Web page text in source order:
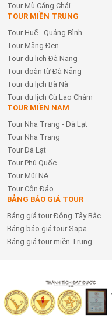
Tour Mù Căng Chải
TOUR MIỀN TRUNG
Tour Huế - Quảng Bình
Tour Măng Đen
Tour du lịch Đà Nẵng
Tour đoàn từ Đà Nẵng
Tour du lịch Bà Nà
Tour du lịch Cù Lao Chàm
TOUR MIỀN NAM
Tour Nha Trang - Đà Lạt
Tour Nha Trang
Tour Đà Lạt
Tour Phú Quốc
Tour Mũi Né
Tour Côn Đảo
BẢNG BÁO GIÁ TOUR
Bảng giá tour Đông Tây Bắc
Bảng báo giá tour Sapa
Bảng giá tour miền Trung